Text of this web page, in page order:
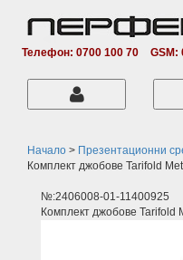
Телефон: 0700 100 70 GSM:
Начало > Презентационни
Комплект джобове Tarifold
№:2406008-01-11400925
Комплект джобове Tarifold